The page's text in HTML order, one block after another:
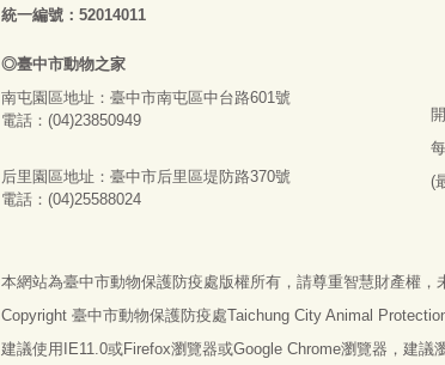
統一編號：52014011
◎臺中市動物之家
南屯園區地址： 臺中市南屯區中台路601號
電話：(04)23850949
后里園區地址： 臺中市后里區堤防路370號
電話：(04)25588024
(
本網站為臺中市動物保護防疫處版權所有，請尊重智慧財產權，
Copyright 臺中市動物保護防疫處Taichung City Animal
建議使用IE11.0或Firefox瀏覽器或Google Chrome瀏覽器，建議